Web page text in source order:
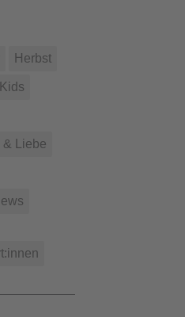
Herbst
Liebe